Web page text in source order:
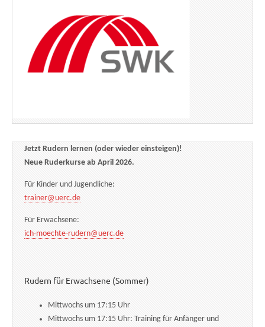
Jetzt Rudern lernen (oder wieder einsteigen)!
Neue Ruderkurse ab April 2026.
Für Kinder und Jugendliche:
trainer@uerc.de
Für Erwachsene:
ich-moechte-rudern@uerc.de
Rudern für Erwachsene (Sommer)
Mittwochs um 17:15 Uhr
Mittwochs um 17:15 Uhr: Training für Anfänger und